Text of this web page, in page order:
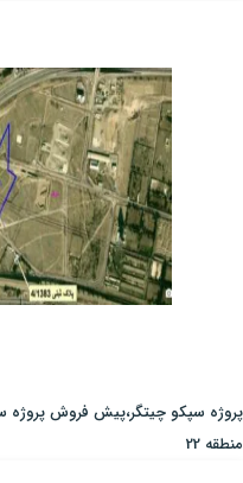
منطقه 22